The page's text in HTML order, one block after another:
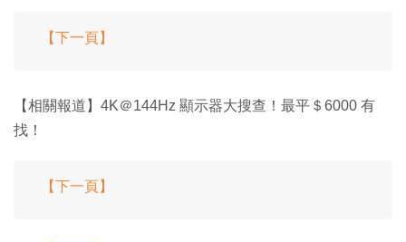
【下一頁】
【相關報道】4K＠144Hz 顯示器大搜查！最平＄6000 有
找！
【下一頁】